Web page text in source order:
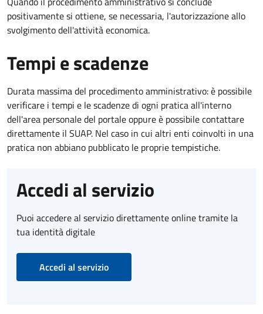
positivamente si ottiene, se necessaria, l'autorizzazione allo
svolgimento dell'attività economica.
Tempi e scadenze
Durata massima del procedimento amministrativo: è possibile
verificare i tempi e le scadenze di ogni pratica all'interno
dell'area personale del portale oppure è possibile contattare
direttamente il SUAP. Nel caso in cui altri enti coinvolti in una
pratica non abbiano pubblicato le proprie tempistiche.
Accedi al servizio
Puoi accedere al servizio direttamente online tramite la
tua identità digitale
Accedi al servizio